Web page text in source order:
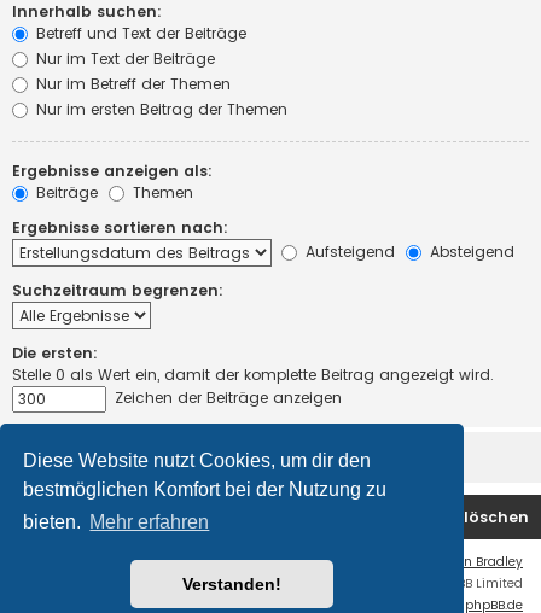
Diese Website nutzt Cookies, um dir den
bestmöglichen Komfort bei der Nutzung zu
bieten. Mehr erfahren
Verstanden!
Innerhalb suchen:
Betreff und Text der Beiträge
Nur im Text der Beiträge
Nur im Betreff der Themen
Nur im ersten Beitrag der Themen
Ergebnisse anzeigen als:
Beiträge
Themen
Ergebnisse sortieren nach:
Aufsteigend
Absteigend
Suchzeitraum begrenzen:
Die ersten:
Stelle 0 als Wert ein, damit der komplette Beitrag angezeigt wird.
Zeichen der Beiträge anzeigen
Startseite Foren-Übersicht Alle Cookies löschen
Ian Bradley
Powered byphpBB
® Forum Software © phpBB Limited
Deutsche Übersetzung durch phpBB.de